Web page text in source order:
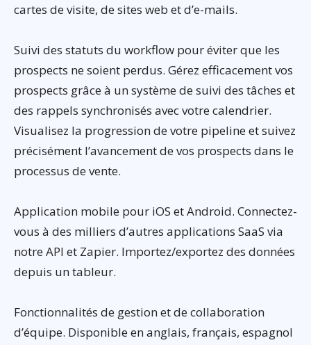
cartes de visite, de sites web et d’e-mails.
Suivi des statuts du workflow pour éviter que les
prospects ne soient perdus. Gérez efficacement vos
prospects grâce à un système de suivi des tâches et
des rappels synchronisés avec votre calendrier.
Visualisez la progression de votre pipeline et suivez
précisément l’avancement de vos prospects dans le
processus de vente.
Application mobile pour iOS et Android. Connectez-
vous à des milliers d’autres applications SaaS via
notre API et Zapier. Importez/exportez des données
depuis un tableur.
Fonctionnalités de gestion et de collaboration
d’équipe. Disponible en anglais, français, espagnol